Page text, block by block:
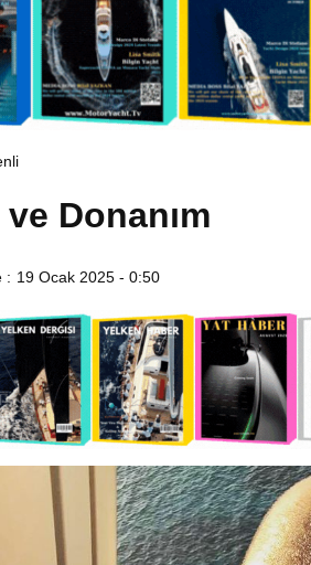
Donanım
: 19 Ocak 2025 - 0:50